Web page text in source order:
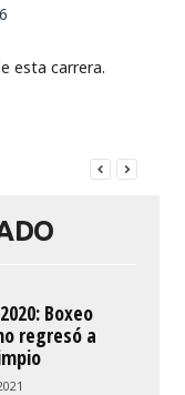
esta carrera.
Boxeo
regresó a